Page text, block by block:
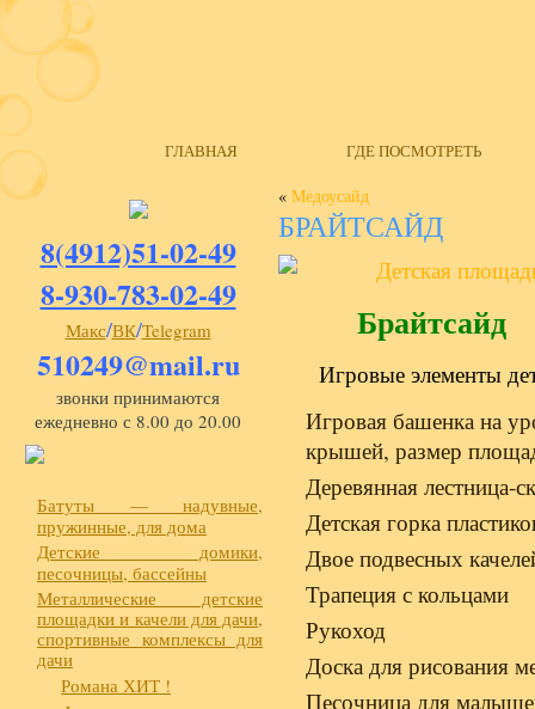
ГЛАВНАЯ ГДЕ ПОСМОТРЕТЬ
8(4912)51-02-49
8-930-783-02-49
Макс/ВК/Telegram
510249@mail.ru
звонки принимаются
ежедневно с 8.00 до 20.00
Батуты — надувные,
пружинные, для дома
Детские домики,
песочницы, бассейны
Металлические детские
площадки и качели для дачи,
спортивные комплексы для
дачи
Романа ХИТ !
« Медоусайд
БРАЙТСАЙД
Брайтсайд
Игровые элементы
Игровая башенка на
крышей, размер
Деревянная лестница-
Детская горка
Двое подвесных
Трапеция с кольцами
Рукоход
Доска для рисования
Песочница для